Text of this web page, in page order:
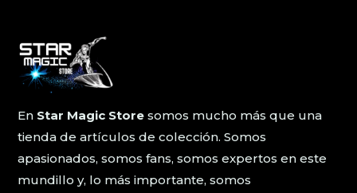
En Star Magic Store somos mucho más que una
tienda de artículos de colección. Somos
apasionados, somos fans, somos expertos en este
mundillo y, lo más importante, somos